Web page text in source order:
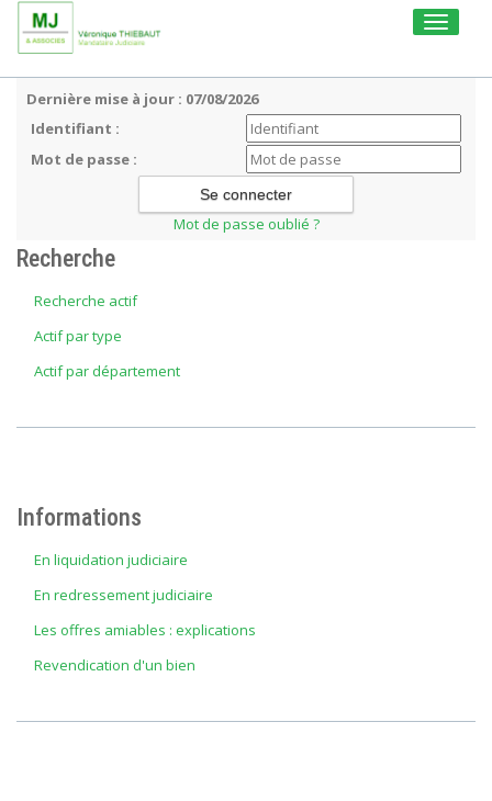
Toggle
Dernière mise à jour : 07/08/2026
Identifiant :
Mot de passe :
Mot de passe oublié ?
Recherche
Recherche actif
Actif par type
Actif par département
Informations
En liquidation judiciaire
En redressement judiciaire
Les offres amiables : explications
Revendication d'un bien